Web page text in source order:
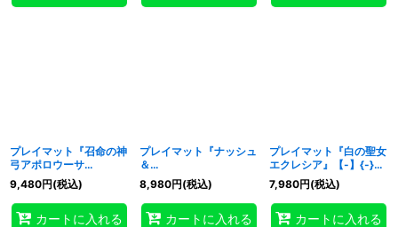
プレイマット『召命の神
弓アポロウーサ
(RANKINGDUEL2019-
1st-)』【-】{-}《プレ
イマット》
9,480円(税込)
カートに入れる
プレイマット『ナッシュ
＆
NAsHKnight(RANKING
DUEL2021-3rd-)』
【-】{-}《プレイマッ
ト》
8,980円(税込)
カートに入れる
プレイマット『白の聖女
エクレシア』【-】{-}
《プレイマット》
7,980円(税込)
カートに入れる